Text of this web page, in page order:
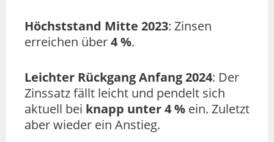
Höchststand Mitte 2023: Zinsen
erreichen über4 %.
Leichter Rückgang Anfang 2024: Der
Zinssatz fällt leicht und pendelt sich
aktuell bei knapp unter 4 % ein. Zuletzt
aber wieder ein Anstieg.